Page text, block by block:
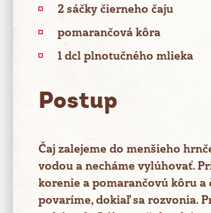
2 sáčky čierneho čaju
pomarančová kôra
1 dcl plnotučného mlieka
Postup
Čaj zalejeme do menšieho
vodou a necháme vylúhovať.
korenie a pomarančovú kôru a
povaríme, dokiaľ sa rozvonia.